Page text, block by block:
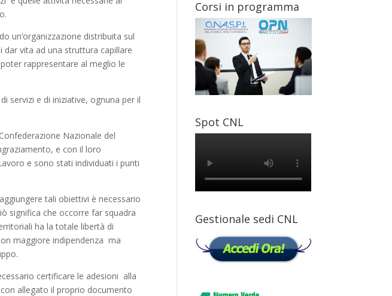
un’organizzazione distribuita sul
vita ad una struttura capillare
rappresentare al meglio le
servizi e di iniziative, ognuna per il
Nazionale del
e con il loro
e sono stati individuati i punti
tali obiettivi è necessario
significa che occorre far squadra
ha la totale libertà di
maggiore indipendenza ma
certificare le adesioni alla
allegato il proprio documento
Corsi in programma
Spot CNL
Gestionale sedi CNL